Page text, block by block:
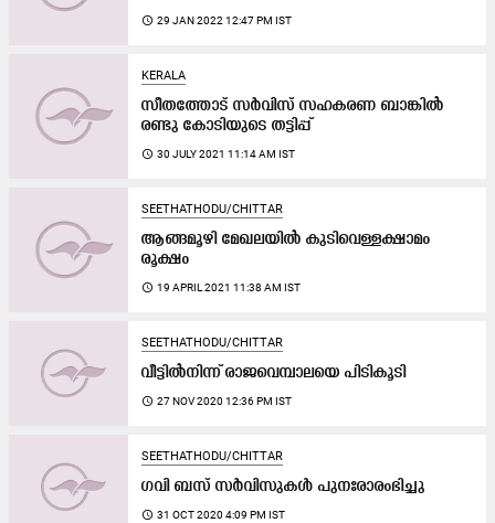
access_time 29 JAN 2022 12:47 PM IST
KERALA
സീതത്തോട് സര്‍വിസ് സഹകരണ ബാങ്കിൽ
രണ്ടു കോടിയുടെ തട്ടിപ്പ്
access_time 30 JULY 2021 11:14 AM IST
SEETHATHODU/CHITTAR
ആങ്ങമൂഴി മേഖലയിൽ കുടിവെള്ളക്ഷാമം
രൂക്ഷം
access_time 19 APRIL 2021 11:38 AM IST
SEETHATHODU/CHITTAR
വീട്ടില്‍നിന്ന് രാജവെമ്പാലയെ പിടികൂടി
access_time 27 NOV 2020 12:36 PM IST
SEETHATHODU/CHITTAR
ഗവി ബസ്​ സർവിസുകൾ പുനഃരാരംഭിച്ചു
access_time 31 OCT 2020 4:09 PM IST